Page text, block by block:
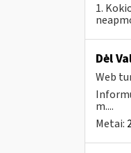
1.
Dėl
Web
m....
Metai: